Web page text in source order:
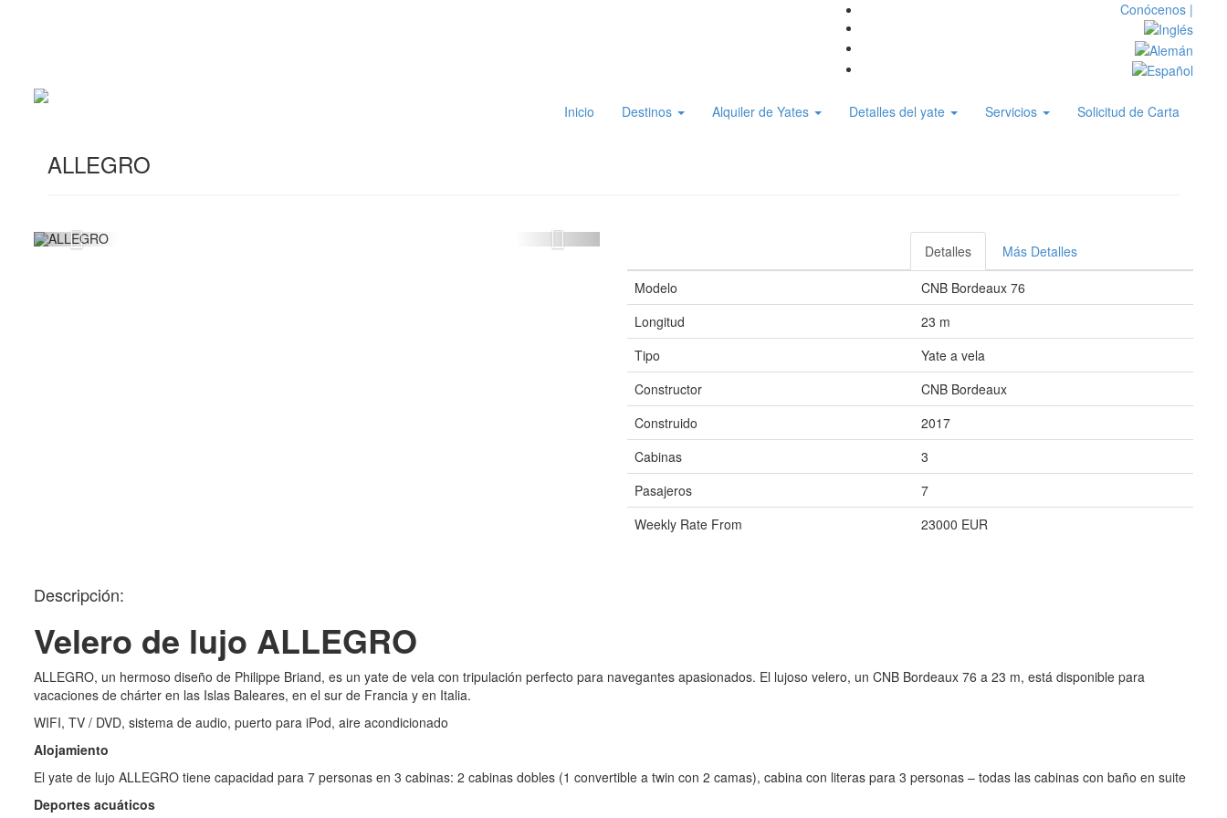
Conócenos |
Inicio Destinos Alquiler de Yates Detalles del yate Servicios Solicitud de Carta
ALLEGRO
Detalles
Más Detalles
Modelo
CNB Bordeaux 76
Longitud
23 m
Tipo
Yate a vela
Constructor
CNB Bordeaux
Construido
2017
Cabinas
3
Pasajeros
7
Weekly Rate From
23000 EUR
Descripción:
Velero de lujo ALLEGRO
ALLEGRO, un hermoso diseño de Philippe Briand, es un yate de vela con tripulación perfecto para navegantes apasionados. El lujoso velero, un CNB Bordeaux 76 a 23 m, está disponible para
vacaciones de chárter en las Islas Baleares, en el sur de Francia y en Italia.
WIFI, TV / DVD, sistema de audio, puerto para iPod, aire acondicionado
Alojamiento
El yate de lujo ALLEGRO tiene capacidad para 7 personas en 3 cabinas: 2 cabinas dobles (1 convertible a twin con 2 camas), cabina con literas para 3 personas – todas las cabinas con baño en suite
Deportes acuáticos